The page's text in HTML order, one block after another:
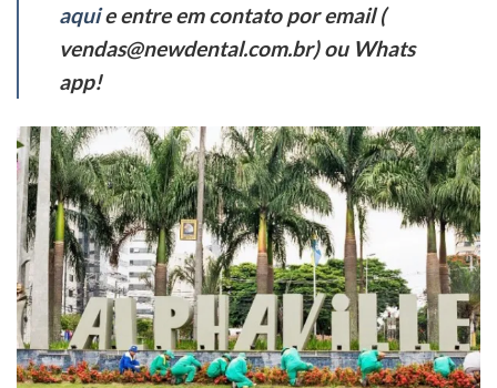
aquie entre em contato por email (
vendas@newdental.com.br) ou Whats
app!